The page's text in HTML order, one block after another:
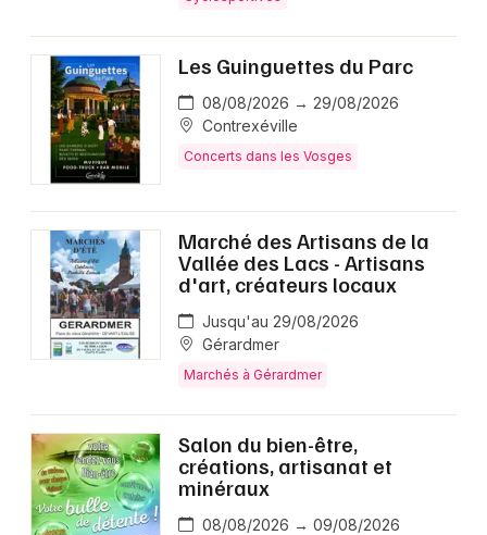
Les Guinguettes du Parc
08/08/2026 → 29/08/2026
Contrexéville
Concerts dans les Vosges
Marché des Artisans de la
Vallée des Lacs - Artisans
d'art, créateurs locaux
Jusqu'au 29/08/2026
Gérardmer
Marchés à Gérardmer
Salon du bien-être,
créations, artisanat et
minéraux
08/08/2026 → 09/08/2026